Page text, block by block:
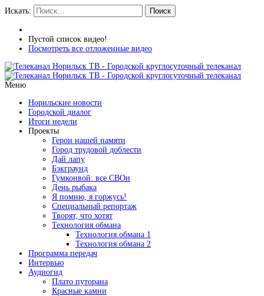
Искать: Поиск
Пустой список видео!
Посмотреть все отложенные видео
Меню
Норильские новости
Городской диалог
Итоги недели
Проекты
Герои нашей памяти
Город трудовой доблести
Дай лапу
Бэкграунд
Гумконвой: все СВОи
День рыбака
Я помню, я горжусь!
Специальный репортаж
Творят, что хотят
Технология обмана
Технология обмана 1
Технология обмана 2
Программа передач
Интервью
Аудиогид
Плато путорана
Красные камни